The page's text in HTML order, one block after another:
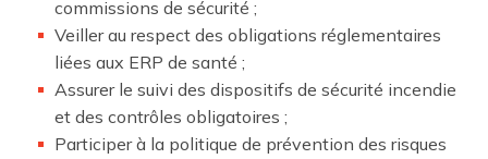
commissions de sécurité ;
Veiller au respect des obligations réglementaires
liées aux ERP de santé ;
Assurer le suivi des dispositifs de sécurité incendie
et des contrôles obligatoires ;
Participer à la politique de prévention des risques